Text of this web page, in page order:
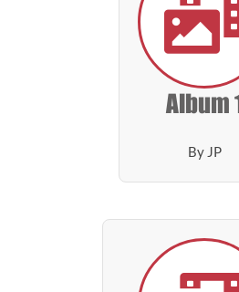
Album 1
By JP